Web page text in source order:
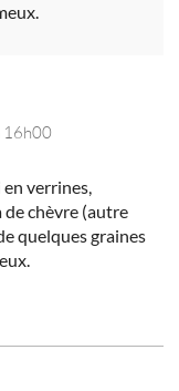
16h00
verrines,
chèvre (autre
quelques graines